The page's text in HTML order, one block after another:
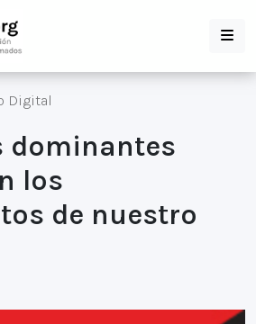
Digital
dominantes
los
de nuestro